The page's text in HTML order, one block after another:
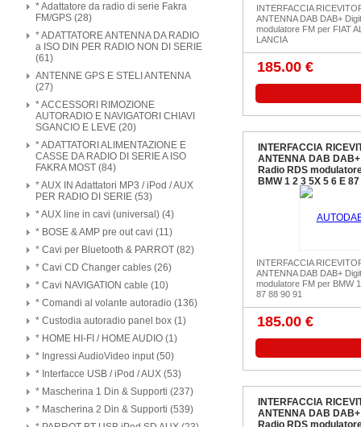
* Adattatore da radio di serie Fakra
FM/GPS (28)
* ADATTATORE ANTENNA DA RADIO
a ISO DIN PER RADIO NON DI SERIE
(61)
ANTENNE GPS E STELI ANTENNA
(27)
* ACCESSORI RIMOZIONE
AUTORADIO E NAVIGATORI CHIAVI
SGANCIO E LEVE (20)
* ADATTATORI ALIMENTAZIONE E
CASSE DA RADIO DI SERIE A ISO
FAKRA MOST (84)
* AUX IN Adattatori MP3 / iPod / AUX
PER RADIO DI SERIE (53)
* AUX line in cavi (universal) (4)
* BOSE & AMP pre out cavi (11)
* Cavi per Bluetooth & PARROT (82)
* Cavi CD Changer cables (26)
* Cavi NAVIGATION cable (10)
* Comandi al volante autoradio (136)
* Custodia autoradio panel box (1)
* HOME HI-FI / HOME AUDIO (1)
* Ingressi AudioVideo input (50)
* Interfacce USB / iPod / AUX (53)
* Mascherina 1 Din & Supporti (237)
* Mascherina 2 Din & Supporti (539)
INTERFACCIA
ANTENNA DAB DAB+
modulatore FM per FIAT
LANCIA
185.00 €
INTERFACCIA
ANTENNA DAB
Radio RDS
BMW 1 2 3 5X 5 6 E
INTERFACCIA
ANTENNA DAB DAB+
modulatore FM per BMW
87 88 90 91
185.00 €
INTERFACCIA
ANTENNA DAB
Radio RDS